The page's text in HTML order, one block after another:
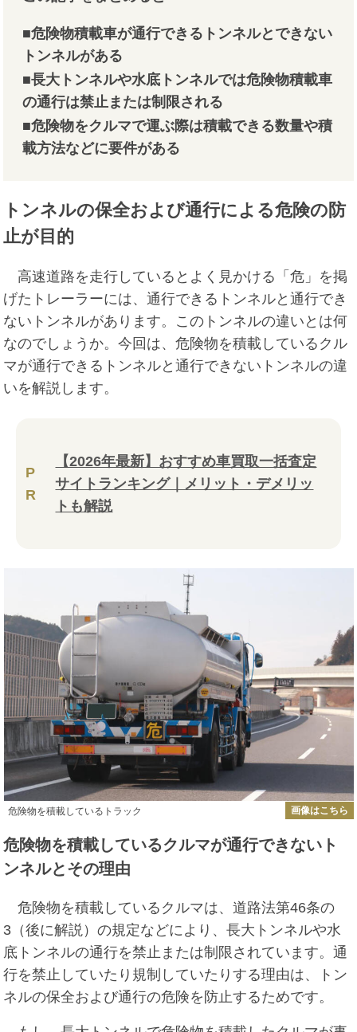
■危険物積載車が通行できるトンネルとできない
トンネルがある
■長大トンネルや水底トンネルでは危険物積載車
の通行は禁止または制限される
■危険物をクルマで運ぶ際は積載できる数量や積
載方法などに要件がある
トンネルの保全および通行による危険の防
止が目的
高速道路を走行しているとよく見かける「危」を掲
げたトレーラーには、通行できるトンネルと通行でき
ないトンネルがあります。このトンネルの違いとは何
なのでしょうか。今回は、危険物を積載しているクル
マが通行できるトンネルと通行できないトンネルの違
いを解説します。
P
R
【2026年最新】おすすめ車買取一括査定
サイトランキング｜メリット・デメリッ
トも解説
危険物を積載しているトラック 画像はこちら
危険物を積載しているクルマが通行できないト
ンネルとその理由
危険物を積載しているクルマは、道路法第46条の
3（後に解説）の規定などにより、長大トンネルや水
底トンネルの通行を禁止または制限されています。通
行を禁止していたり規制していたりする理由は、トン
ネルの保全および通行の危険を防止するためです。